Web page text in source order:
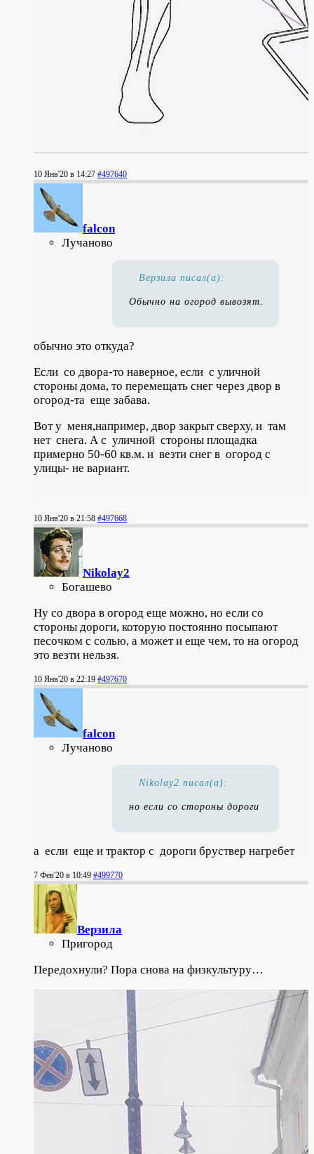
10 Янв'20 в 14:27 #497640
falcon
Лучаново
Верзила писал(а):
Обычно на огород вывозят.
обычно это откуда?
Если со двора-то наверное, если с уличной
стороны дома, то перемещать снег через двор в
огород-та еще забава.
Вот у меня,например, двор закрыт сверху, и там
нет снега. А с уличной стороны площадка
примерно 50-60 кв.м. и везти снег в огород с
улицы- не вариант.
10 Янв'20 в 21:58 #497668
Nikolay2
Богашево
Ну со двора в огород еще можно, но если со
стороны дороги, которую постоянно посыпают
песочком с солью, а может и еще чем, то на огород
это везти нельзя.
10 Янв'20 в 22:19 #497670
falcon
Лучаново
Nikolay2 писал(а):
но если со стороны дороги
а если еще и трактор с дороги бруствер нагребет
7 Фев'20 в 10:49 #499770
Верзила
Пригород
Передохнули? Пора снова на физкультуру…